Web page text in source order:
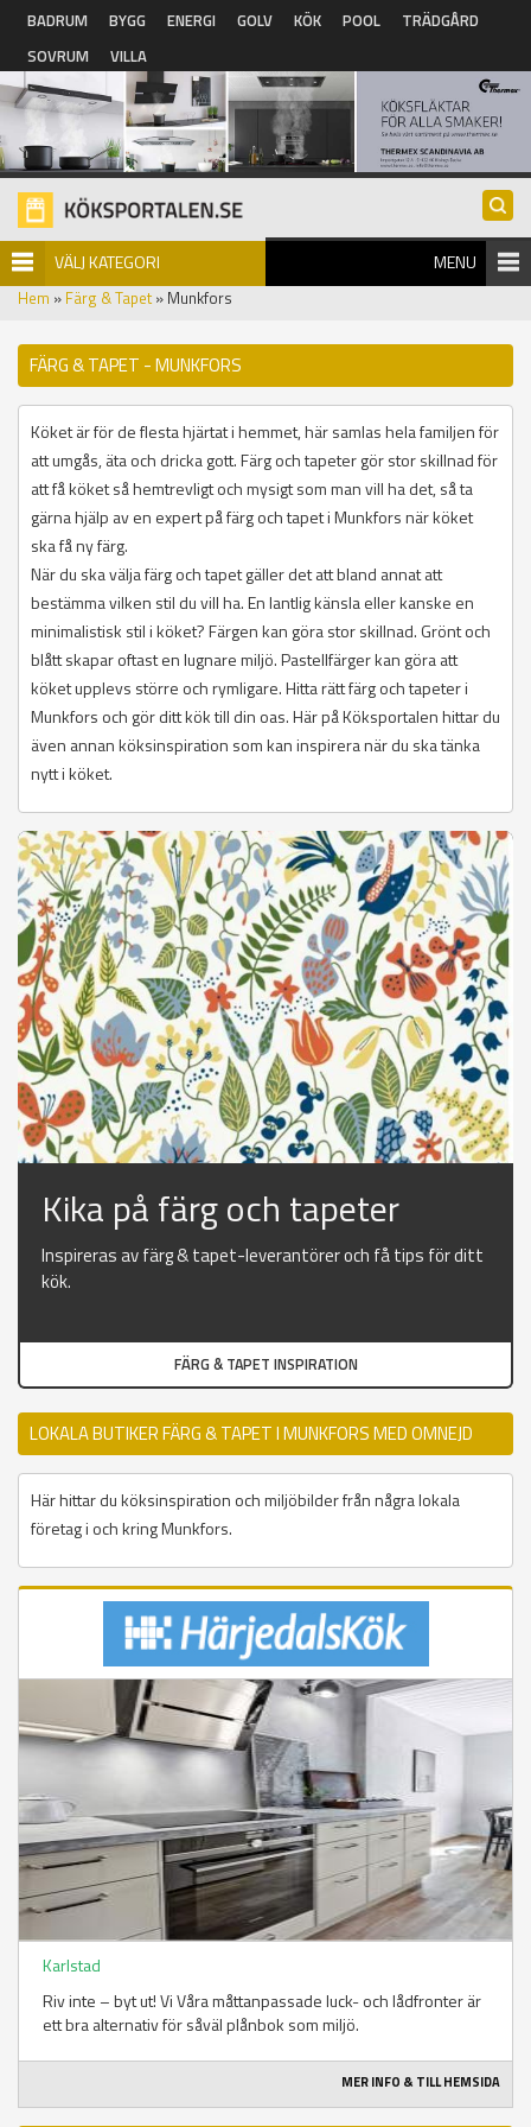
Hoppa till huvudinnehåll
BADRUM BYGG ENERGI GOLV KÖK POOL
TRÄDGÅRD
SOVRUM
VILLA
VÄLJ KATEGORI MENU
Hem » Färg & Tapet» Munkfors
FÄRG & TAPET - MUNKFORS
Köket är för de flesta hjärtat i hemmet, här samlas hela familjen för
att umgås, äta och dricka gott. Färg och tapeter gör stor skillnad för
att få köket så hemtrevligt och mysigt som man vill ha det, så ta
gärna hjälp av en expert på färg och tapet i Munkfors när köket
ska få ny färg.
När du ska välja färg och tapet gäller det att bland annat att
bestämma vilken stil du vill ha. En lantlig känsla eller kanske en
minimalistisk stil i köket? Färgen kan göra stor skillnad. Grönt och
blått skapar oftast en lugnare miljö. Pastellfärger kan göra att
köket upplevs större och rymligare. Hitta rätt färg och tapeter i
Munkfors och gör ditt kök till din oas. Här på Köksportalen hittar du
även annan köksinspiration som kan inspirera när du ska tänka
nytt i köket.
Kika på färg och tapeter
Inspireras av färg & tapet-leverantörer och få tips för ditt
kök.
FÄRG & TAPET INSPIRATION
LOKALA BUTIKER FÄRG & TAPET I MUNKFORS MED OMNEJD
Här hittar du köksinspiration och miljöbilder från några lokala
företag i och kring Munkfors.
Karlstad
Riv inte – byt ut! Vi Våra måttanpassade luck- och lådfronter är
ett bra alternativ för såväl plånbok som miljö.
MER INFO & TILL HEMSIDA